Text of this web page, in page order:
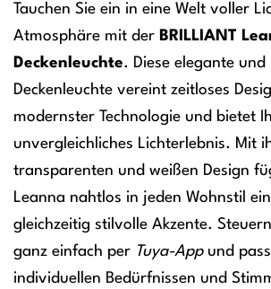
Tauchen Sie ein in eine Welt voller
Atmosphäre mit der BRILLIANT
Deckenleuchte. Diese elegante
Deckenleuchte vereint zeitloses
modernster Technologie und bietet
unvergleichliches Lichterlebnis. Mit
transparenten und weißen Design
Leanna nahtlos in jeden Wohnstil
gleichzeitig stilvolle Akzente.
ganz einfach per Tuya-Appund
individuellen Bedürfnissen und